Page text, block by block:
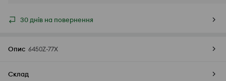
30 днів на повернення
Опис 6450Z-77X
Склад